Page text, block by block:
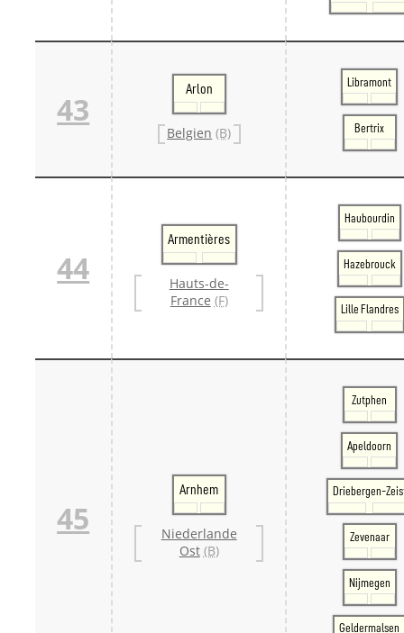
43
Arlon
Belgien (B)
Libramont
Bertrix
44
Armentières
Hauts-de-
France (F)
Haubourdin
Hazebrouck
Lille Flandres
45
Arnhem
Niederlande
Ost (B)
Zutphen
Apeldoorn
Driebergen-
Zevenaar
Nijmegen
Geldermalsen